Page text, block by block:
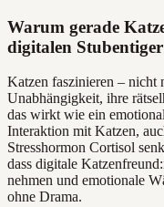
Warum gerade
digitalen Stubentiger
Katzen faszinieren – nicht
Unabhängigkeit, ihre
das wirkt wie ein
Interaktion mit Katzen,
Stresshormon Cortisol
dass digitale
nehmen und emotionale
ohne Drama.